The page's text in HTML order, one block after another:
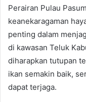
Perairan Pulau
keanekaragaman
penting dalam
di kawasan Teluk
diharapkan tutupan
ikan semakin baik,
dapat terjaga.